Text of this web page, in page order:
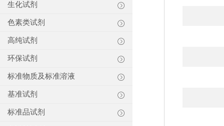
生化试剂
色素类试剂
高纯试剂
环保试剂
标准物质及标准溶液
基准试剂
标准品试剂